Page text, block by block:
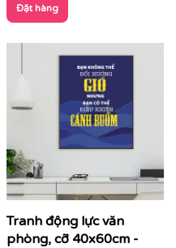
do Printek sản xuất
cách từ hiện đại, tối
Printek giúp định hình
tạo ấn tượng mạnh
từ ánh nhìn đầu tiên,
cho nhân viên sau
Đặt hàng
Tranh động lực văn
phòng, cỡ 40x60cm -